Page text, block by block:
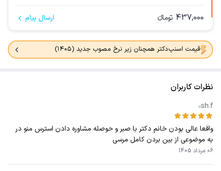
437,000 تومانء ارسال پیام
قیمت اسنپ‌دکتر همچنان زیر نرخ مصوب جدید (۱۴۰۵)
نظرات کاربران
sh.f
واقعا عالی بودن خانم دکتر با صبر و حوصله مشاوره دادن استرس منو در
به موضوعی از بین بردن کامل مرسی
06 مرداد 1405